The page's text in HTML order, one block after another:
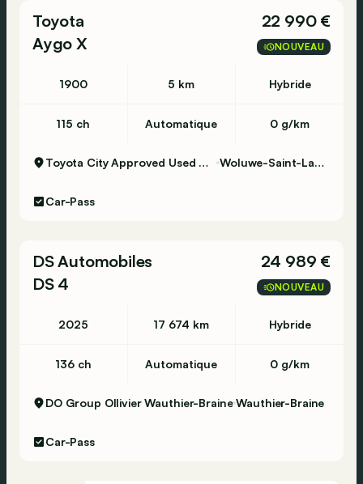
Toyota
Aygo X
22 990 €
NOUVEAU
1900 5 km Hybride
115 ch Automatique 0 g/km
Toyota City Approved Used Woluwe Woluwe-Saint-Lambert
Car-Pass
DS Automobiles
DS 4
24 989 €
NOUVEAU
2025 17 674 km Hybride
136 ch Automatique 0 g/km
DO Group Ollivier Wauthier-Braine Wauthier-Braine
Car-Pass